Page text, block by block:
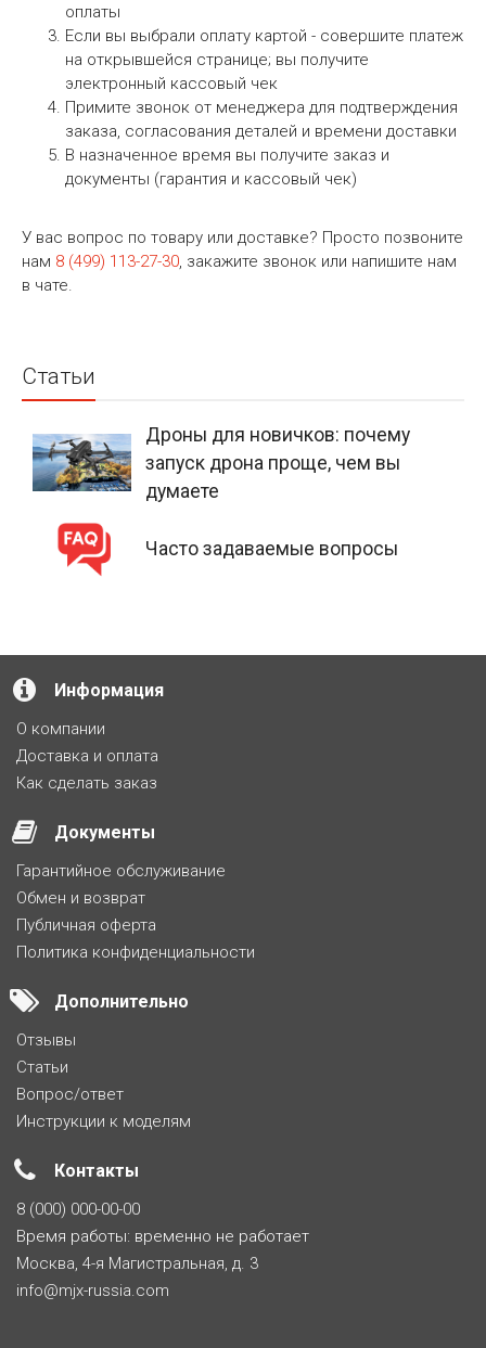
оплаты
Если вы выбрали оплату картой - совершите платеж
на открывшейся странице; вы получите
электронный кассовый чек
Примите звонок от менеджера для подтверждения
заказа, согласования деталей и времени доставки
В назначенное время вы получите заказ и
документы (гарантия и кассовый чек)
У вас вопрос по товару или доставке? Просто позвоните
нам 8 (499) 113-27-30, закажите звонок или напишите нам
в чате.
Статьи
Дроны для новичков: почему
запуск дрона проще, чем вы
думаете
Часто задаваемые вопросы
Информация
О компании
Доставка и оплата
Как сделать заказ
Документы
Гарантийное обслуживание
Обмен и возврат
Публичная оферта
Политика конфиденциальности
Дополнительно
Отзывы
Статьи
Вопрос/ответ
Инструкции к моделям
Контакты
8 (000) 000-00-00
Время работы: временно не работает
Москва, 4-я Магистральная, д. 3
info@mjx-russia.com